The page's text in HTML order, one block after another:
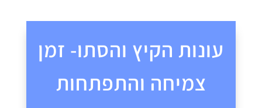
עונות הקיץ והסתו- זמן
צמיחה והתפתחות